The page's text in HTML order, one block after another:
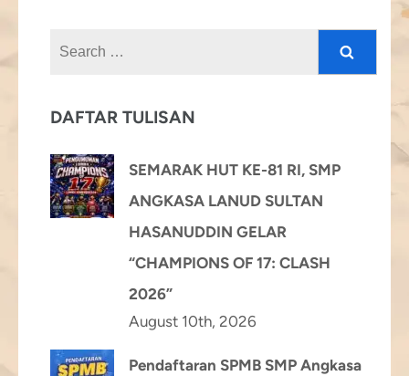
DAFTAR TULISAN
SEMARAK HUT KE-81 RI, SMP
ANGKASA LANUD SULTAN
HASANUDDIN GELAR
“CHAMPIONS OF 17: CLASH
2026”
August 10th, 2026
Pendaftaran SPMB SMP Angkasa